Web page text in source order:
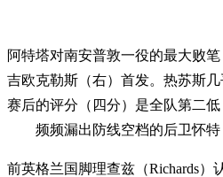
阿特塔对南安普敦一役的最大败
吉欧克勒斯（右）首发。热苏斯
赛后的评分（四分）是全队第二
频频漏出防线空档的后卫怀特
前英格兰国脚理查兹（Richards）